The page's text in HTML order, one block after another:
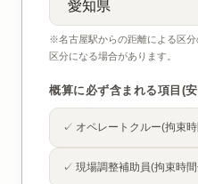
※名古屋駅からの距離による区
区分になる場合があります。
概算に必ず含まれる項目(
✓ オペレートクルー(拘束
✓ 現場調整補助員(拘束時